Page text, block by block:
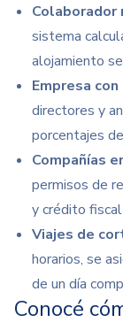
Colaborador
sistema
alojamiento
Empresa
directores y
porcentajes
Compañías
permisos de
y crédito
Viajes de
horarios, se
de un día
Conocé